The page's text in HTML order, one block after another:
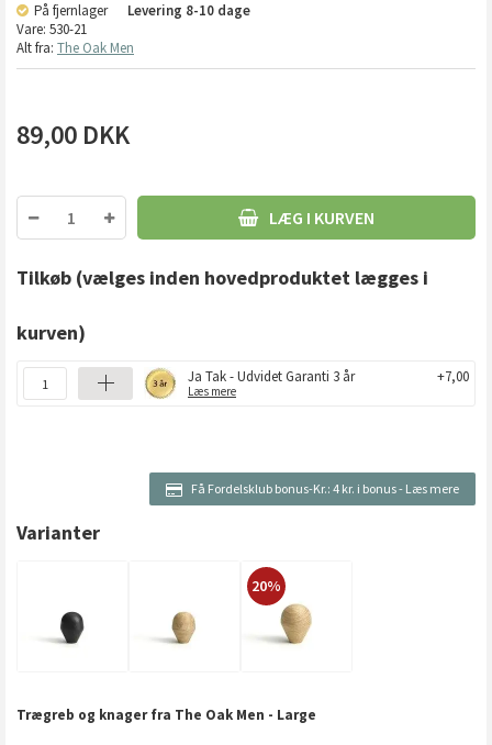
På fjernlager Levering 8-10 dage
Vare: 530-21
Alt fra: The Oak Men
89,00 DKK
LÆG I KURVEN
Tilkøb (vælges inden hovedproduktet lægges i
kurven)
Ja Tak - Udvidet Garanti 3 år
Læs mere
+7,00
Få Fordelsklub bonus-Kr.: 4 kr. i bonus- Læs mere
Varianter
20%
Trægreb og knager fra The Oak Men - Large